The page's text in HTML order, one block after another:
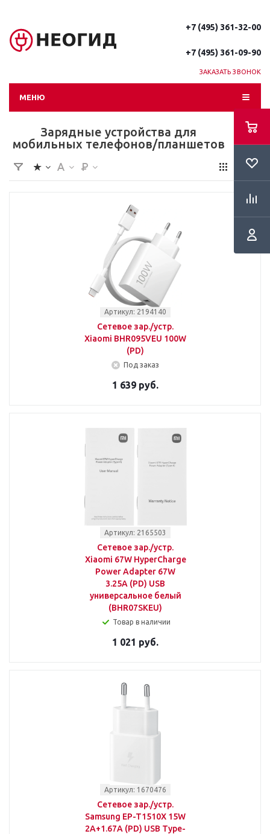
+7 (495) 361-32-00
+7 (495) 361-09-90
ЗАКАЗАТЬ ЗВОНОК
МЕНЮ
Зарядные устройства для
мобильных телефонов/планшетов
Артикул: 2194140
Сетевое зар./устр.
Xiaomi BHR095VEU 100W
(PD)
Под заказ
1 639 руб.
Артикул: 2165503
Сетевое зар./устр.
Xiaomi 67W HyperCharge
Power Adapter 67W
3.25A (PD) USB
универсальное белый
(BHR07SKEU)
Товар в наличии
1 021 руб.
Артикул: 1670476
Сетевое зар./устр.
Samsung EP-T1510X 15W
2A+1.67A (PD) USB Type-